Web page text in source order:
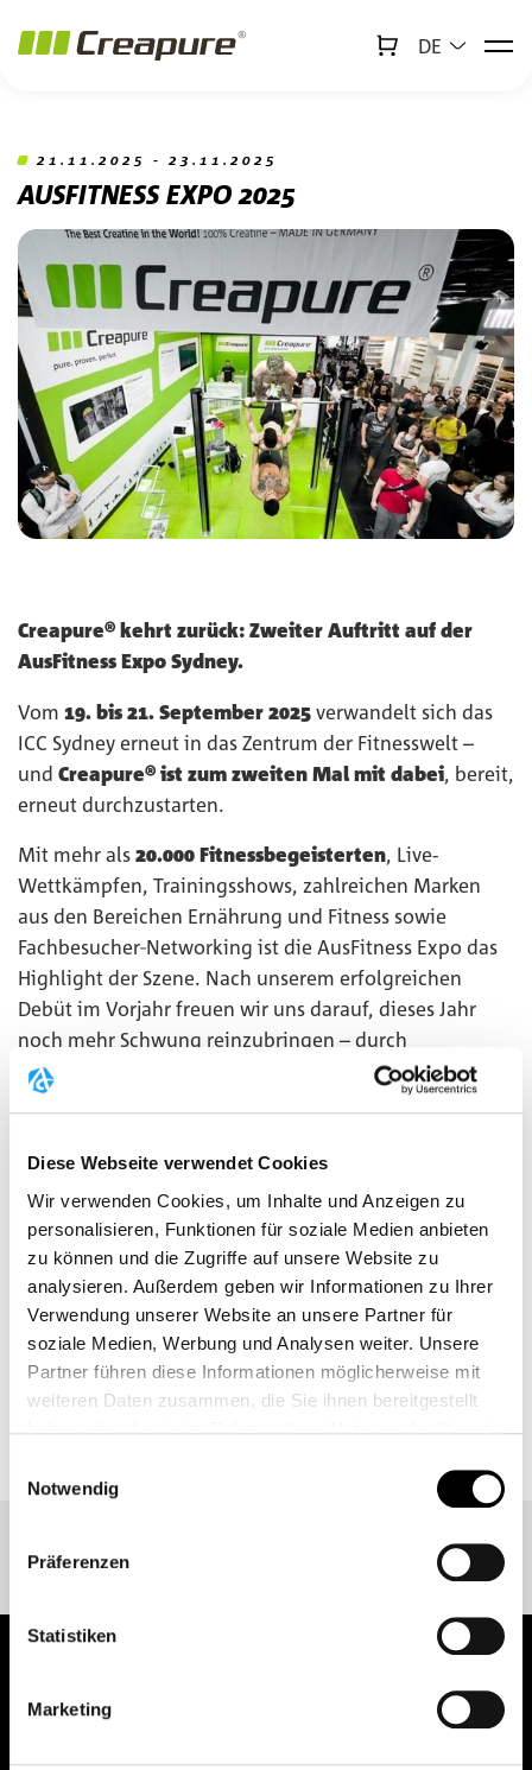
Diese Webseite verwendet Cookies
Wir verwenden Cookies, um Inhalte und Anzeigen zu
personalisieren, Funktionen für soziale Medien anbieten
zu können und die Zugriffe auf unsere Website zu
analysieren. Außerdem geben wir Informationen zu Ihrer
Verwendung unserer Website an unsere Partner für
soziale Medien, Werbung und Analysen weiter. Unsere
Partner führen diese Informationen möglicherweise mit
weiteren Daten zusammen, die Sie ihnen bereitgestellt
haben oder die sie im Rahmen Ihrer Nutzung der Dienste
Weitere Informationen finden Sie unter
Datenschutz
Notwendig
Präferenzen
Statistiken
Marketing
DE
21.11.2025 - 23.11.2025
AUSFITNESS EXPO 2025
Creapure® kehrt zurück: Zweiter Auftritt auf der
AusFitness Expo Sydney.
Vom 19. bis 21. September 2025 verwandelt sich das
ICC Sydney erneut in das Zentrum der Fitnesswelt –
und Creapure® ist zum zweiten Mal mit dabei, bereit,
erneut durchzustarten.
Mit mehr als 20.000 Fitnessbegeisterten, Live-
Wettkämpfen, Trainingsshows, zahlreichen Marken
aus den Bereichen Ernährung und Fitness sowie
Fachbesucher‑Networking ist die AusFitness Expo das
Highlight der Szene. Nach unserem erfolgreichen
Debüt im Vorjahr freuen wir uns darauf, dieses Jahr
noch mehr Schwung reinzubringen – durch
hochwertige Kreatinlösungen, intensive Gespräche
und starke Präsenz.
Creapure® freut sich auf drei Tage voller Power,
Stand 726begrüßen zu dürfen!
MEHR
ZURÜCK ZUR EVENT ÜBERSICHT
pure.proven.perfect.